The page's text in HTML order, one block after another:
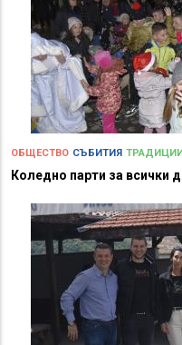
ОБЩЕСТВО СЪБИТИЯ
Коледно парти за всички